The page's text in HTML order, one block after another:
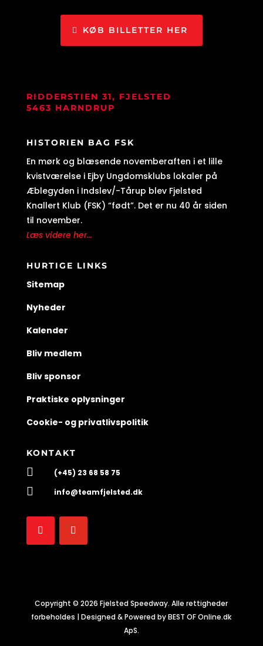
KØB BILLETTER HER
RIDDERSTIEN 31, FJELSTED
5463 HARNDRUP
HISTORIEN BAG FSK
En mørk og blæsende novemberaften i et lille
kvistværelse i Ejby Ungdomsklubs lokaler på
Æblegyden i Indslev/-Tårup blev Fjelsted
Knallert Klub (FSK) “født”. Det er nu 40 år siden
til november.
Læs videre her...
HURTIGE LINKS
Sitemap
Nyheder
Kalender
Bliv medlem
Bliv sponsor
Praktiske oplysninger
Cookie- og privatlivspolitik
KONTAKT
 (+45) 23 68 58 75
 info@teamfjelsted.dk
Copyright © 2026 Fjelsted Speedway. Alle rettigheder
forbeholdes | Designed & Powered by BEST OF Online.dk
ApS.